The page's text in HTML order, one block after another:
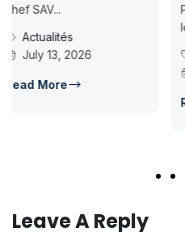
Portes Ouvertes à
les 15-16 juillet (09h-
Actualités
Leave A Reply